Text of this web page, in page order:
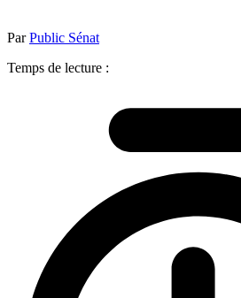
ParPublic Sénat
Temps de lecture :